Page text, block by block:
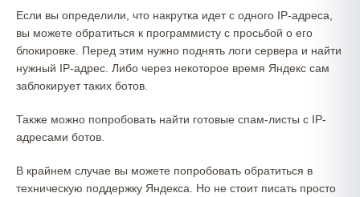
Если вы определили, что накрутка идет с одного IP-адреса,
вы можете обратиться к программисту с просьбой о его
блокировке. Перед этим нужно поднять логи сервера и найти
нужный IP-адрес. Либо через некоторое время Яндекс сам
заблокирует таких ботов.
Также можно попробовать найти готовые спам-листы с IP-
адресами ботов.
В крайнем случае вы можете попробовать обратиться в
техническую поддержку Яндекса. Но не стоит писать просто